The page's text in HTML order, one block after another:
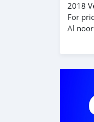
2018
For
Al